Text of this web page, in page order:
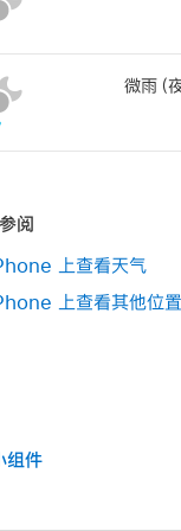
微雨（
阅
上查看天气
上查看其他位
组件